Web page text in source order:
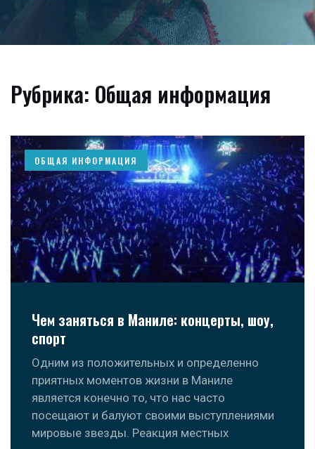
Рубрика: Общая информация
ОБЩАЯ ИНФОРМАЦИЯ
Чем заняться в Маниле: концерты, шоу,
спорт
Одним из положительных и определенно
приятных моментов жизни в Маниле
является конечно то, что нас часто
посещают и балуют своими выступлениями
мировые звезды. Реакция местных